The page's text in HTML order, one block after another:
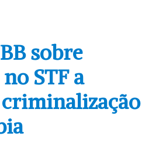
sobre
STF a